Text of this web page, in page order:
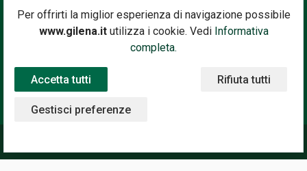
Per offrirti la miglior esperienza di navigazione possibile
www.gilena.itutilizza i cookie. Vedi Informativa
completa.
Accetta tutti Rifiuta tutti
Gestisci preferenze
Newsletter
Iscriviti subito alla nostra newsletter. Riceverai prima di tutti le
novità, le offerte, i prossimi eventi...
Indirizzo Email
Iscriviti